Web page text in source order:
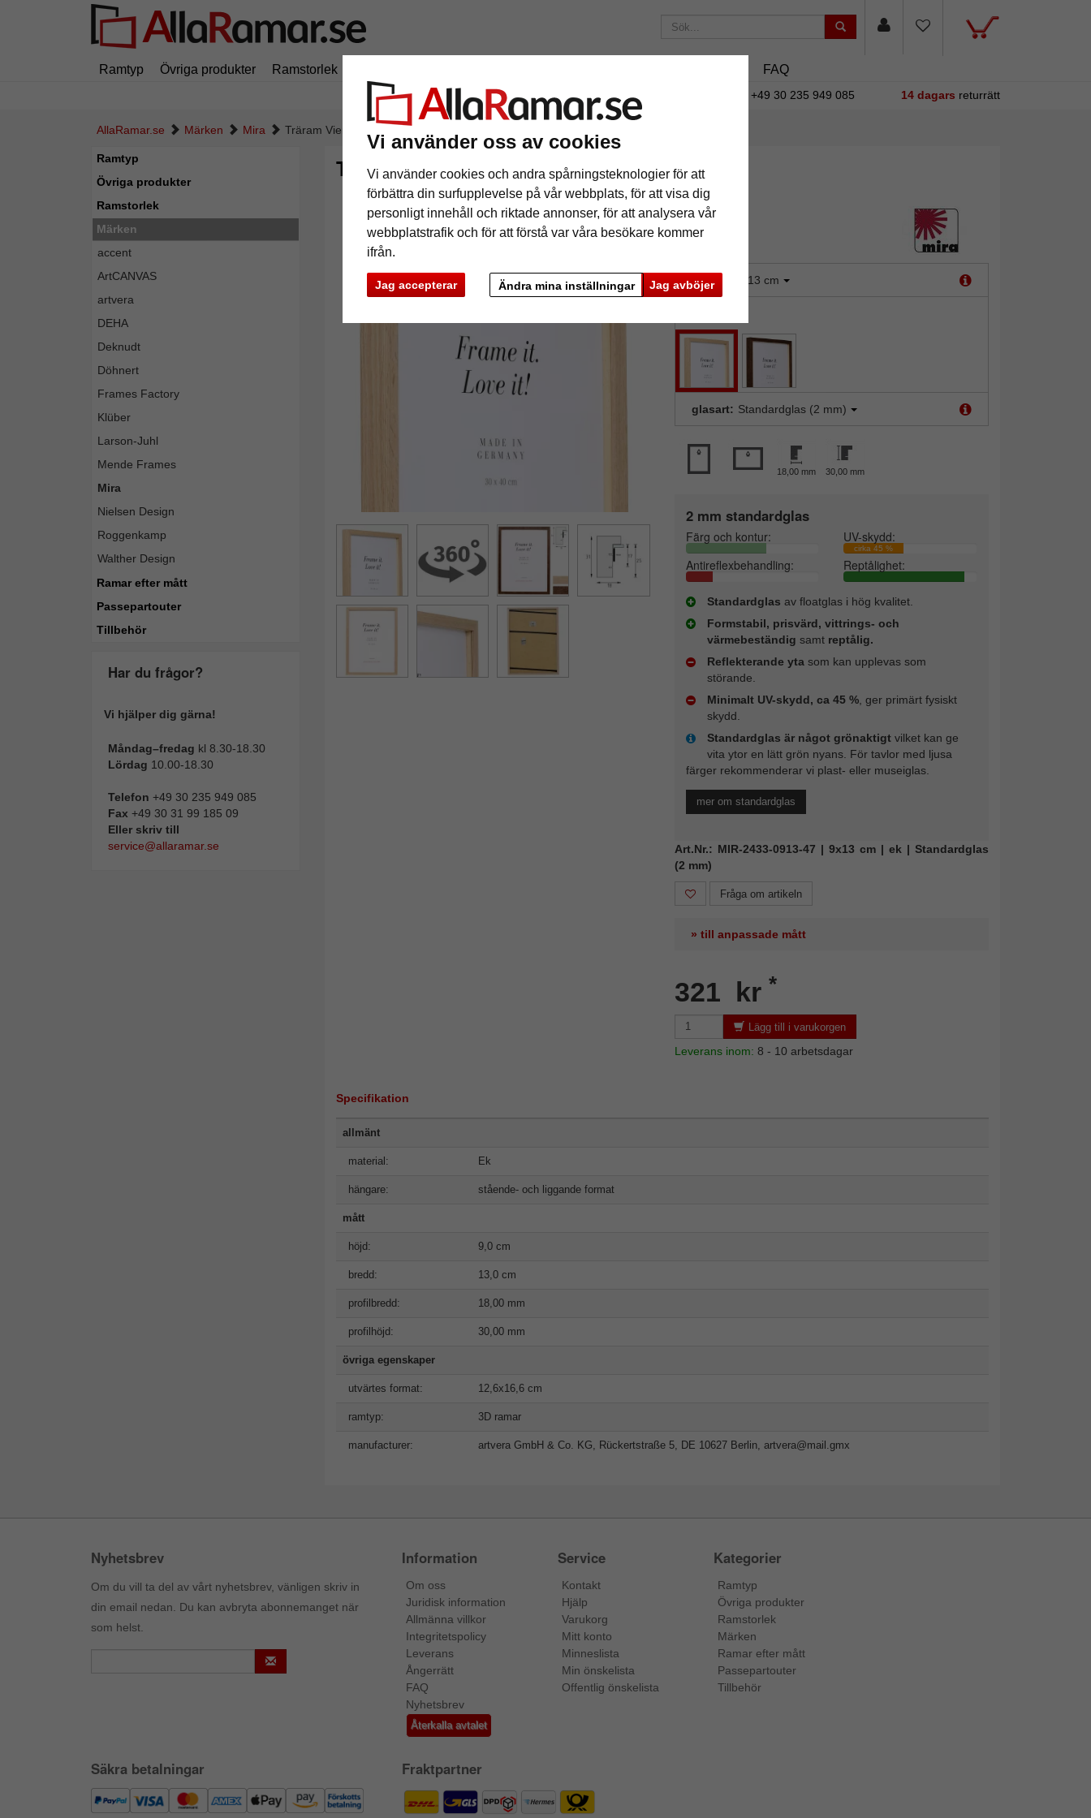
Vi använder oss av cookies
Vi använder cookies och andra spårningsteknologier för att
förbättra din surfupplevelse på vår webbplats, för att visa dig
personligt innehåll och riktade annonser, för att analysera vår
webbplatstrafik och för att förstå var våra besökare kommer
ifrån.
Jag accepterar Jag avböjer
Ändra mina inställningar
Ramtyp Övriga produkter Ramstorlek FAQ
195 kr i leveranskostnad. Oavsett hur mycket du beställer. +49 30 235 949 085 14 dagars returrätt
AllaRamar.se Märken Mira Träram Vienne med distanslist
Ramtyp
Övriga produkter
Ramstorlek
Märken
accent
ArtCANVAS
artvera
DEHA
Deknudt
Döhnert
Frames Factory
Klüber
Larson-Juhl
Mende Frames
Mira
Nielsen Design
Roggenkamp
Walther Design
Ramar efter mått
Passepartouter
Tillbehör
Har du frågor?
Vi hjälper dig gärna!
Måndag–fredag kl 8.30-18.30
Lördag 10.00-18.30
Telefon +49 30 235 949 085
Fax +49 30 31 99 185 09
Eller skriv till
service@allaramar.se
Träram Vienne med distanslist
format: 9x13 cm
glasart: Standardglas (2 mm)
18,00 mm 30,00 mm
2 mm standardglas
Färg och kontur: UV-skydd:
cirka 45 %
Antireflexbehandling: Reptålighet:
Standardglas av floatglas i hög kvalitet.
Formstabil, prisvärd, vittrings- och
värmebeständig samt reptålig.
Reflekterande yta som kan upplevas som
störande.
Minimalt UV-skydd, ca 45 %, ger primärt fysiskt
skydd.
Standardglas är något grönaktigtvilket kan ge
vita ytor en lätt grön nyans. För tavlor med ljusa
färger rekommenderar vi plast- eller museiglas.
mer om standardglas
Art.Nr.: MIR-2433-0913-47 | 9x13 cm | ek | Standardglas
(2 mm)
Fråga om artikeln
» till anpassade mått
321 kr *
Lägg till i varukorgen
Leverans inom: 8 - 10 arbetsdagar
Specifikation
allmänt
material: Ek
hängare: stående- och liggande format
mått
höjd: 9,0 cm
bredd: 13,0 cm
profilbredd: 18,00 mm
profilhöjd: 30,00 mm
övriga egenskaper
utvärtes format: 12,6x16,6 cm
ramtyp: 3D ramar
manufacturer: artvera GmbH & Co. KG, Rückertstraße 5, DE 10627 Berlin, artvera@mail.gmx
Nyhetsbrev
Om du vill ta del av vårt nyhetsbrev, vänligen skriv in
din email nedan. Du kan avbryta abonnemanget när
som helst.
Information
Om oss
Juridisk information
Allmänna villkor
Integritetspolicy
Leverans
Ångerrätt
FAQ
Nyhetsbrev
Återkalla avtalet
Service
Kontakt
Hjälp
Varukorg
Mitt konto
Minneslista
Min önskelista
Offentlig önskelista
Kategorier
Ramtyp
Övriga produkter
Ramstorlek
Märken
Ramar efter mått
Passepartouter
Tillbehör
Säkra betalningar Fraktpartner